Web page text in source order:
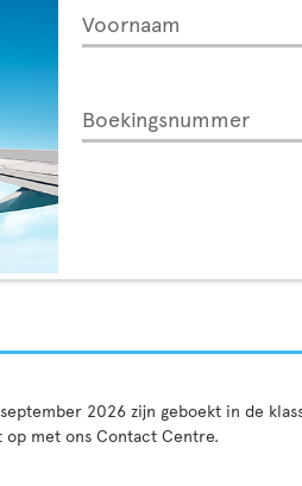
Voornaam
Boekingsnummer
2026 zijn geboekt in de
met ons Contact Centre.